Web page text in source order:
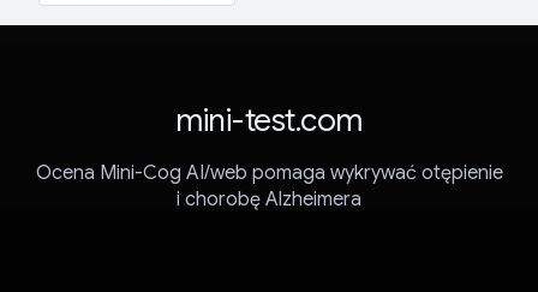
mini-test.com
Ocena Mini-Cog AI/web pomaga wykrywać otępienie
i chorobę Alzheimera